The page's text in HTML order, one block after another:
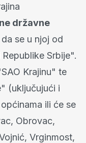
državne
se u njoj od
Srbije".
Krajinu" te
(uključujući i
ili će se
Obrovac,
Vrginmost,